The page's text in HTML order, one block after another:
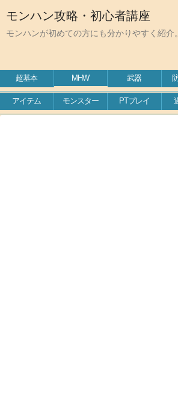
モンハン攻略・初心者講座
モンハンが初めての方にも分かりやすく紹介
超基本 MHW 武器
アイテム モンスター PTプレイ